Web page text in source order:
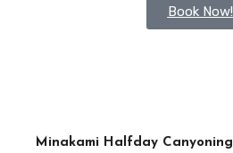
Book Now!
Minakami Halfday Canyoning